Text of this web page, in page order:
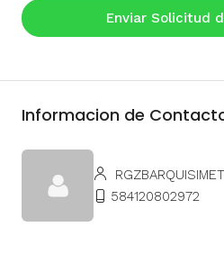
Enviar Solicitud
Informacion de
584120802972